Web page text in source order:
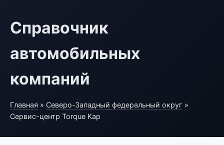
Справочник
автомобильных
компаний
Главная » Северо-Западный федеральный округ »
Сервис-центр Torque Кар